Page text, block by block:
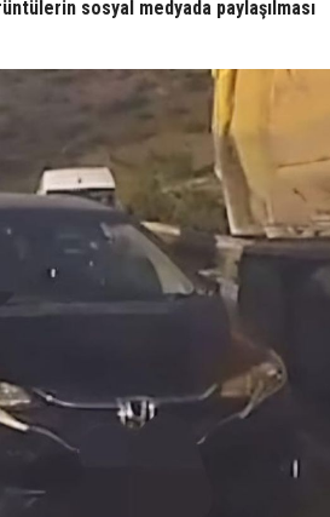
sosyal medyada paylaşılması